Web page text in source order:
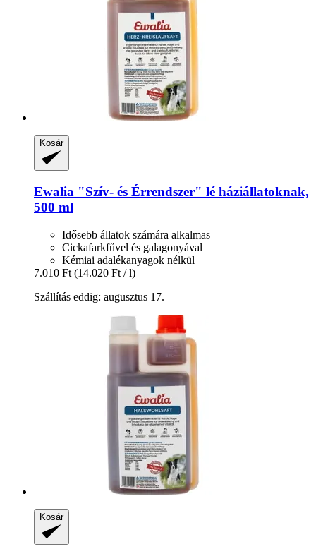
Kosár
Ewalia "Szív-​ és Érrendszer" lé háziállatoknak,
500 ml
Idősebb állatok számára alkalmas
Cickafarkfűvel és galagonyával
Kémiai adalékanyagok nélkül
7.010 Ft (14.020 Ft / l)
Szállítás eddig: augusztus 17.
Kosár